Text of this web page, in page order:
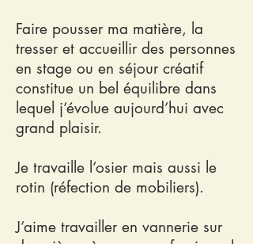
Faire pousser ma matière, la
tresser et accueillir des personnes
en stage ou en séjour créatif
constitue un bel équilibre dans
lequel j’évolue aujourd’hui avec
grand plaisir.
Je travaille l’osier mais aussi le
rotin (réfection de mobiliers).
J’aime travailler en vannerie sur